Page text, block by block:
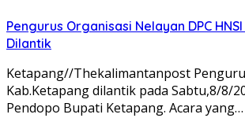
Pengurus Organisasi Nelayan DPC
Dilantik
Ketapang//Thekalimantanpost
Kab.Ketapang dilantik pada Sabtu,8/8/
Pendopo Bupati Ketapang. Acara yang…